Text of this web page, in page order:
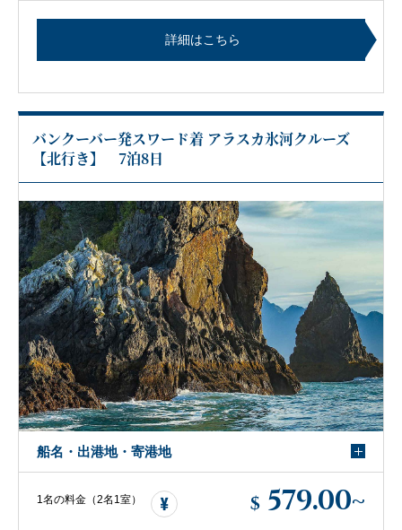
詳細はこちら
バンクーバー発スワード着 アラスカ氷河クルーズ
【北行き】 7泊8日
船名・出港地・寄港地
1名の料金（2名1室） $ 579.00~